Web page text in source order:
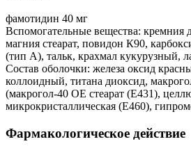
фамотидин 40 мг
Вспомогательные вещества: кремния
магния стеарат, повидон К90,
(тип А), тальк, крахмал кукурузный,
Состав оболочки: железа оксид
коллоидный, титана диоксид,
(макрогол-40 ОЕ стеарат (Е431),
микрокристаллическая (Е460),
Фармакологическое действие